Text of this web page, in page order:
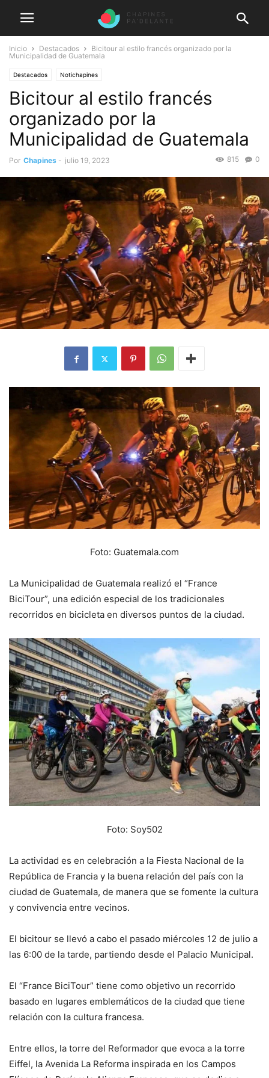
Inicio Destacados
Bicitour al estilo francés organizado por la
Municipalidad de Guatemala
Destacados Notichapines
Bicitour al estilo francés
organizado por la
Municipalidad de Guatemala
Por Chapines - julio 19, 2023 0
815
Foto: Guatemala.com
La Municipalidad de Guatemala realizó el “France
BiciTour”, una edición especial de los tradicionales
recorridos en bicicleta en diversos puntos de la ciudad.
Foto: Soy502
La actividad es en celebración a la Fiesta Nacional de la
República de Francia y la buena relación del país con la
ciudad de Guatemala, de manera que se fomente la cultura
y convivencia entre vecinos.
El bicitour se llevó a cabo el pasado miércoles 12 de julio a
las 6:00 de la tarde, partiendo desde el Palacio Municipal.
El “France BiciTour” tiene como objetivo un recorrido
basado en lugares emblemáticos de la ciudad que tiene
relación con la cultura francesa.
Entre ellos, la torre del Reformador que evoca a la torre
Eiffel, la Avenida La Reforma inspirada en los Campos